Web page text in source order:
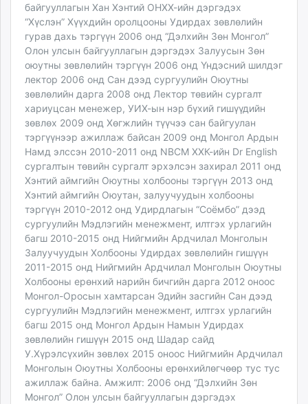
байгууллагын Хан Хэнтий ОНХХ-ийн дэргэдэх
“Хүслэн” Хүүхдийн оролцооны Удирдах зөвлөлийн
гурав дахь тэргүүн 2006 онд “Дэлхийн Зөн Монгол”
Олон улсын байгууллагын дэргэдэх Залуусын Зөн
оюутны зөвлөлийн тэргүүн 2006 онд Үндэсний шилдэг
лектор 2006 онд Сан дээд сургуулийн Оюутны
зөвлөлийн дарга 2008 онд Лектор төвийн сургалт
хариуцсан менежер, УИХ-ын нэр бүхий гишүүдийн
зөвлөх 2009 онд Хөгжлийн түүчээ сан байгуулан
тэргүүнээр ажиллаж байсан 2009 онд Монгол Ардын
Намд элссэн 2010-2011 онд NBCM ХХК-ийн Dr English
сургалтын төвийн сургалт эрхэлсэн захирал 2011 онд
Хэнтий аймгийн Оюутны холбооны тэргүүн 2013 онд
Хэнтий аймгийн Оюутан, залуучуудын холбооны
тэргүүн 2010-2012 онд Удирдлагын “Соёмбо” дээд
сургуулийн Мэдлэгийн менежмент, илтгэх урлагийн
багш 2010-2015 онд Нийгмийн Ардчилал Монголын
Залуучуудын Холбооны Удирдах зөвлөлийн гишүүн
2011-2015 онд Нийгмийн Ардчилал Монголын Оюутны
Холбооны ерөнхий нарийн бичгийн дарга 2012 оноос
Монгол-Оросын хамтарсан Эдийн засгийн Сан дээд
сургуулийн Мэдлэгийн менежмент, илтгэх урлагийн
багш 2015 онд Монгол Ардын Намын Удирдах
зөвлөлийн гишүүн 2015 онд Шадар сайд
У.Хүрэлсүхийн зөвлөх 2015 оноос Нийгмийн Ардчилал
Монголын Оюутны Холбооны ерөнхийлөгчөөр тус тус
ажиллаж байна. Амжилт: 2006 онд “Дэлхийн Зөн
Монгол” Олон улсын байгууллагын дэргэдэх